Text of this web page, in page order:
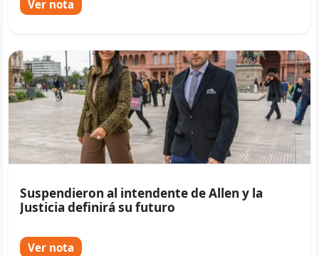
Ver nota
Suspendieron al intendente de Allen y la
Justicia definirá su futuro
Ver nota